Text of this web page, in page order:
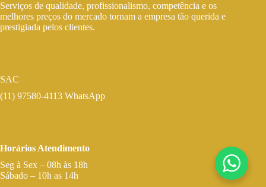
Serviços de qualidade, profissionalismo, competência e os
melhores preços do mercado tornam a empresa tão querida e
prestigiada pelos clientes.
SAC
(11) 97580-4113 WhatsApp
Horários Atendimento
Seg à Sex – 08h às 18h
Sábado – 10h as 14h